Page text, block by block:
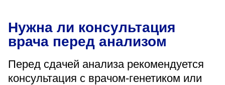
Нужна ли консультация
врача перед анализом
Перед сдачей анализа рекомендуется
консультация с врачом-генетиком или